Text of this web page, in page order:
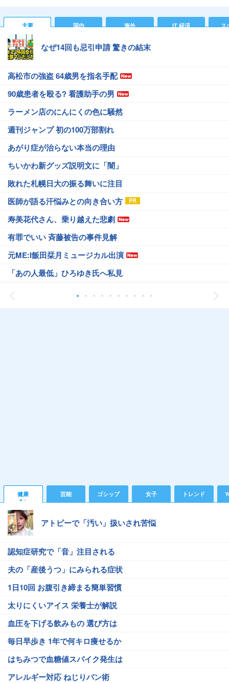
主要 国内 海外 IT 経済 ス
なぜ14回も忌引申請 驚きの結末
高松市の強盗 64歳男を指名手配
90歳患者を殴る? 看護助手の男
ラーメン店のにんにくの色に騒然
週刊ジャンプ 初の100万部割れ
あがり症が治らない本当の理由
ちいかわ新グッズ説明文に「闇」
敗れた札幌日大の振る舞いに注目
医師が語る汗悩みとの向き合い方
寿美花代さん、乗り越えた悲劇
有罪でいい 斉藤被告の事件見解
元ME:I飯田栞月ミュージカル出演
「あの人最低」ひろゆき氏へ私見
健康 芸能 ゴシップ 女子 トレンド
アトピーで「汚い」扱いされ苦悩
認知症研究で「音」注目される
夫の「産後うつ」にみられる症状
1日10回 お腹引き締まる簡単習慣
太りにくいアイス 栄養士が解説
血圧を下げる飲みもの 選び方は
毎日早歩き 1年で何キロ痩せるか
はちみつで血糖値スパイク発生は
アレルギー対応 ねじりパン術